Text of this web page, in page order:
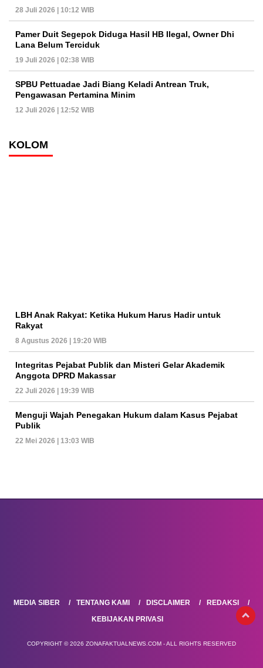
28 Juli 2026 | 10:12 WIB
Pamer Duit Segepok Diduga Hasil HB Ilegal, Owner Dhi
Lana Belum Terciduk
19 Juli 2026 | 02:38 WIB
SPBU Pettuadae Jadi Biang Keladi Antrean Truk,
Pengawasan Pertamina Minim
12 Juli 2026 | 12:52 WIB
KOLOM
LBH Anak Rakyat: Ketika Hukum Harus Hadir untuk
Rakyat
8 Agustus 2026 | 19:20 WIB
Integritas Pejabat Publik dan Misteri Gelar Akademik
Anggota DPRD Makassar
22 Juli 2026 | 19:39 WIB
Menguji Wajah Penegakan Hukum dalam Kasus Pejabat
Publik
22 Mei 2026 | 13:03 WIB
MEDIA SIBER TENTANG KAMI DISCLAIMER
REDAKSI
KEBIJAKAN PRIVASI
COPYRIGHT © 2026 ZONAFAKTUALNEWS.COM - ALL RIGHTS RESERVED